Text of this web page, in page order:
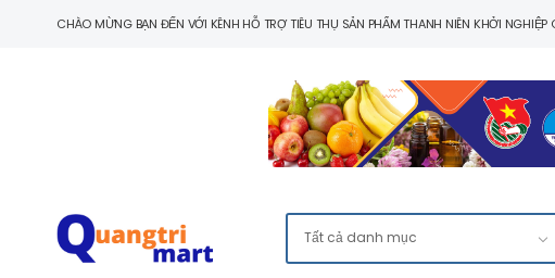
CHÀO MỪNG BẠN ĐẾN VỚI KÊNH HỖ TRỢ TIÊU THỤ SẢN PHẨM THANH NIÊN KHỞI NGHIỆP